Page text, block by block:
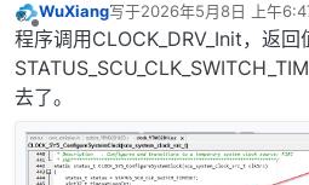
离线
WuXiang写于2026年5月8日 上午
最后由 WuXiang 编辑
程序调用CLOCK_DRV_Init，返回
去了。